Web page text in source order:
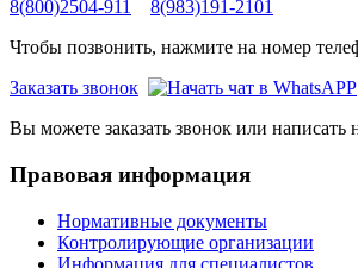
8(800)2504-911
8(983)191-2101
Чтобы позвонить, нажмите на номер
Заказать звонок
Вы можете заказать звонок или написать
Правовая информация
Нормативные документы
Контролирующие организации
Информация для специалистов